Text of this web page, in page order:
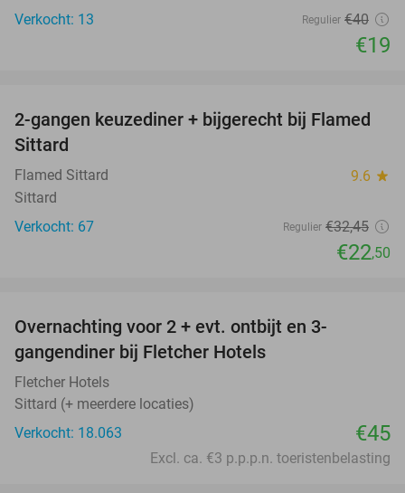
Verkocht: 13
Regulier €40
€19
31%
2-gangen keuzediner + bijgerecht bij Flamed
Sittard
Flamed Sittard 9.6 star
Sittard
Verkocht: 67
Regulier €32,45
€22,50
Overnachting voor 2 + evt. ontbijt en 3-
gangendiner bij Fletcher Hotels
Fletcher Hotels
Sittard (+ meerdere locaties)
Verkocht: 18.063
€45
Excl. ca. €3 p.p.p.n. toeristenbelasting